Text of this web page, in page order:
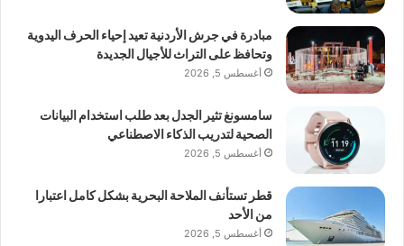
مبادرة في جرش الأردنية تعيد إحياء الحرف اليدوية
وتحافظ على التراث للأجيال الجديدة
أغسطس 5, 2026
سامسونغ تثير الجدل بعد طلب استخدام البيانات
الصحية لتدريب الذكاء الاصطناعي
أغسطس 5, 2026
قطر تستأنف الملاحة البحرية بشكل كامل اعتبارا
من الأحد
أغسطس 5, 2026